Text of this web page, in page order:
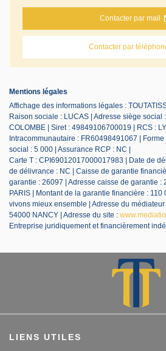
Contacter par mail
Contacter par
Mentions légales
Affichage des informations légales :
Raison sociale : LUCAS | Adresse siège social
COLOMBE | Siret : 49849106700019 | RCS :
Intracommunautaire : FR60498491067 |
social : 5 000 | Assurance RCP : NC |
Carte T : CPI69012017000017983 | Date de
de délivrance : NC | Caisse de garantie
garantie : 26097 | Adresse caisse de garantie :
PARIS | Montant de la garantie financière :
vivons mieux ensemble | Adresse du
54000 NANCY | Adresse du site :
Entreprise juridiquement et financièrement
LIENS UTILES